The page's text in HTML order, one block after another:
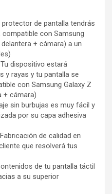
de pantalla tendrás
con Samsung
+ cámara) a un
dispositivo estará
y rayas y tu pantalla se
con Samsung Galaxy Z
+ cámara)
sin burbujas es muy fácil y
por su capa adhesiva
de calidad en
que resolverá tus
de tu pantalla táctil
a su superior